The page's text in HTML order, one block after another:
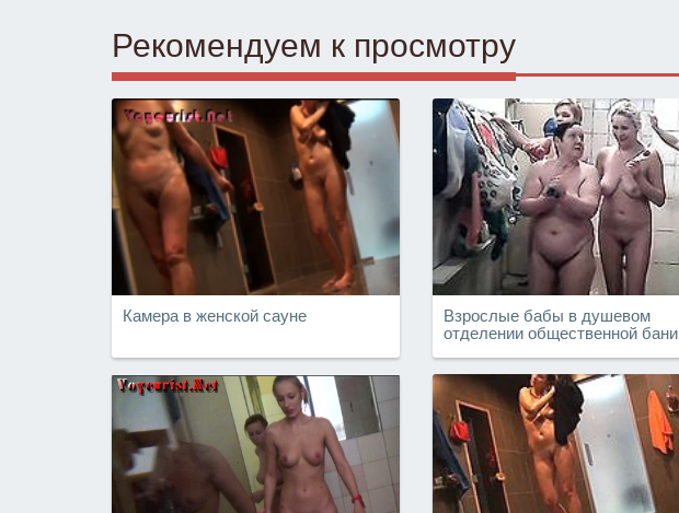
Рекомендуем к просмотру
Камера в женской сауне Взрослые бабы в душевом
отделении общественной бани